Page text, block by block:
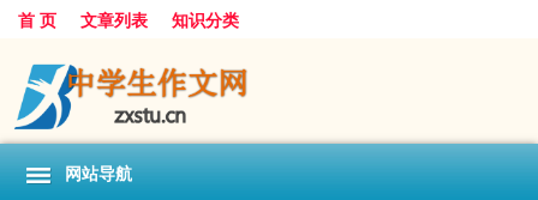
首 页 文章列表 知识分类
网站导航